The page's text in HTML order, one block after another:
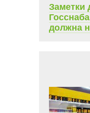
Заметки
должна